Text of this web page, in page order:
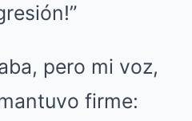
pero mi voz,
firme: